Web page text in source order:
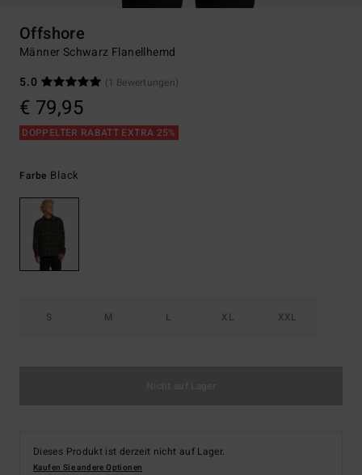
Offshore
Männer Schwarz Flanellhemd
5.0
(1 Bewertungen)
€ 79,95
DOPPELTER RABATT EXTRA 25%
Farbe Black
S M L XL XXL
Dieses Produkt ist derzeit nicht auf Lager.
Kaufen Sie andere Optionen